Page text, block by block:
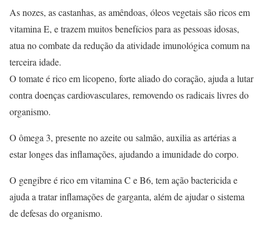
As nozes, as castanhas, as amêndoas, óleos vegetais são ricos em
vitamina E, e trazem muitos benefícios para as pessoas idosas,
atua no combate da redução da atividade imunológica comum na
terceira idade.
O tomate é rico em licopeno, forte aliado do coração, ajuda a lutar
contra doenças cardiovasculares, removendo os radicais livres do
organismo.
O ômega 3, presente no azeite ou salmão, auxilia as artérias a
estar longes das inflamações, ajudando a imunidade do corpo.
O gengibre é rico em vitamina C e B6, tem ação bactericida e
ajuda a tratar inflamações de garganta, além de ajudar o sistema
de defesas do organismo.